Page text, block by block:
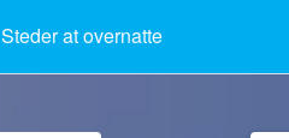
Steder at overnatte